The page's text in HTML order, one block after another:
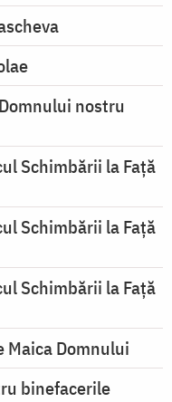
nostru
Schimbării la Faţă
Schimbării la Faţă
Schimbării la Față
Maica Domnului
binefacerile